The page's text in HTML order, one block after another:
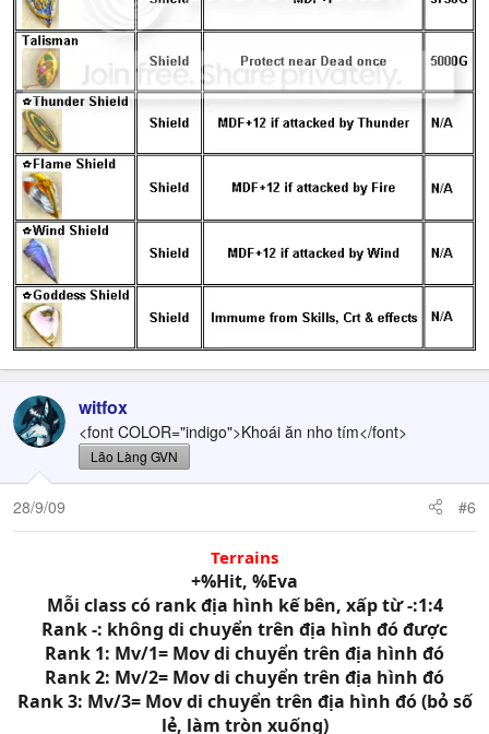
witfox
<font COLOR="indigo">Khoái ăn nho tím</font>
Lão Làng GVN
28/9/09 #6
Terrains
+%Hit, %Eva
Mỗi class có rank địa hình kế bên, xấp từ -:1:4
Rank -: không di chuyển trên địa hình đó được
Rank 1: Mv/1= Mov di chuyển trên địa hình đó
Rank 2: Mv/2= Mov di chuyển trên địa hình đó
Rank 3: Mv/3= Mov di chuyển trên địa hình đó (bỏ số
lẻ, làm tròn xuống)